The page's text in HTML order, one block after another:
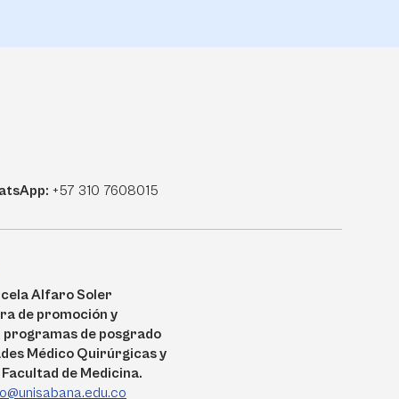
+57 310 7608015
Alfaro Soler
de promoción y
programas de posgrado
Médico Quirúrgicas y
de Medicina.